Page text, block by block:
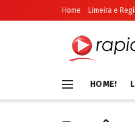
Home Limeira e
HOME!